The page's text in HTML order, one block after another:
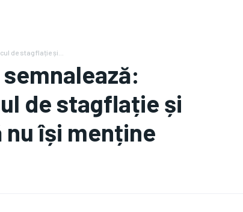
de stagflație și...
de stagflație și
își menține